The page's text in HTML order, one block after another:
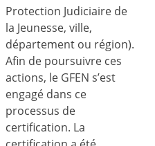
Protection Judiciaire de
la Jeunesse, ville,
département ou région).
Afin de poursuivre ces
actions, le GFEN s’est
engagé dans ce
processus de
certification. La